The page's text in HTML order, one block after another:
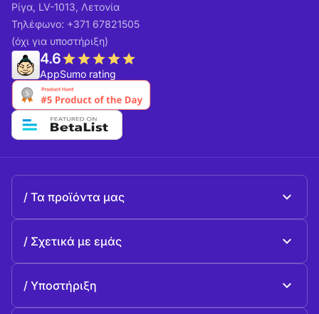
Ρίγα, LV-1013, Λετονία
Τηλέφωνο: +371 67821505
(όχι για υποστήριξη)
4.6
AppSumo rating
Τα προϊόντα μας
Σχετικά με εμάς
Υποστήριξη